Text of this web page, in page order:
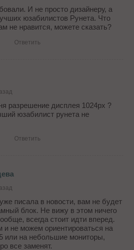
И не просто дизайнеру, а
юзабилистов Рунета. Что
не нравится, можете сказать?
Ответить
разрешение дисплея 1024px ?
юзабилист рунета не
Ответить
писала в новости, вам не будет
блок. Не вижу в этом ничего
всегда стоит идти вперед.
не можем ориентироваться на
или на небольшие мониторы,
все заменят.